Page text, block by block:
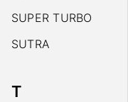
SUPER TURBO
SUTRA
T